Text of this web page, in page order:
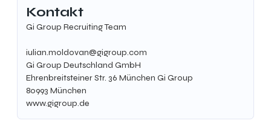
Kontakt
Gi Group Recruiting Team
iulian.moldovan@gigroup.com
Gi Group Deutschland GmbH
Ehrenbreitsteiner Str. 36 München Gi Group
80993 München
www.gigroup.de